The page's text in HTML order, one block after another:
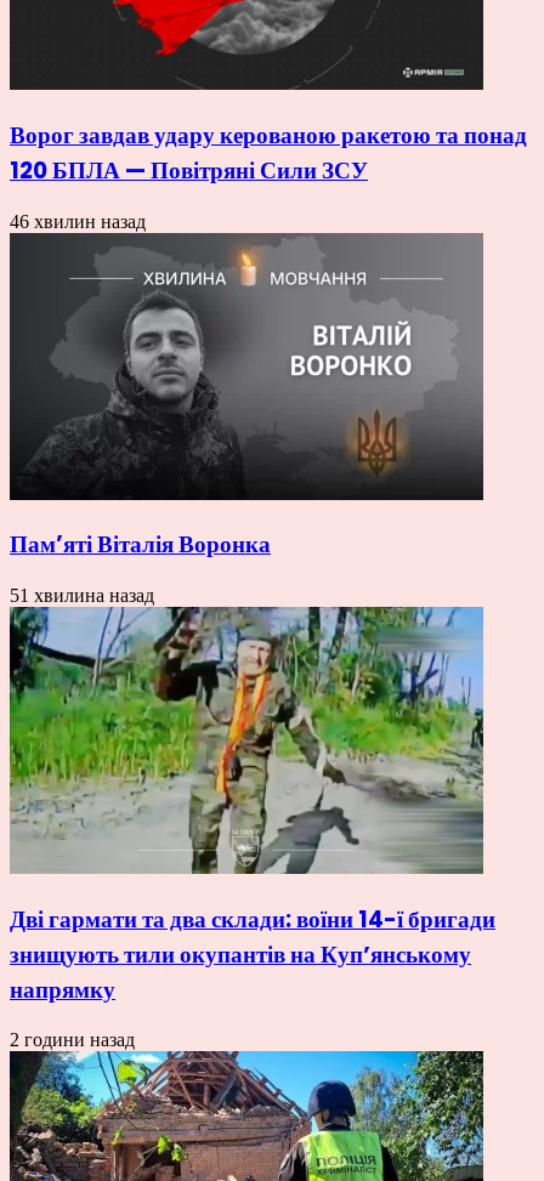
Ворог завдав удару керованою ракетою та понад
120 БПЛА — Повітряні Сили ЗСУ
46 хвилин назад
Пам’яті Віталія Воронка
51 хвилина назад
Дві гармати та два склади: воїни 14-ї бригади
знищують тили окупантів на Купʼянському
напрямку
2 години назад